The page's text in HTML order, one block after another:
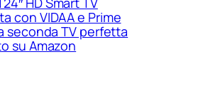
con VIDAA e Prime
seconda TV perfetta
su Amazon